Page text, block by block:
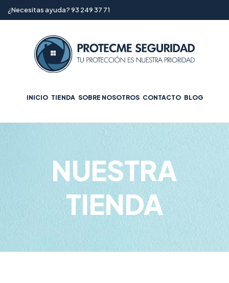
¿Necesitas ayuda? 93 249 37 71
INICIO TIENDA SOBRE NOSOTROS CONTACTO BLOG
NUESTRA
TIENDA